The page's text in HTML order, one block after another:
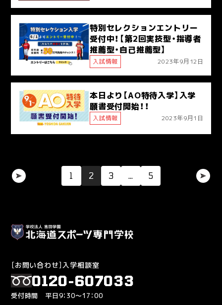
特別セレクションエントリー
受付中！【第2回実技型・指導者
推薦型・自己推薦型】
入試情報 2023年9月12日
本日より【AO特待入学】入学
願書受付開始！！
入試情報 2023年9月1日
1 2 3 … 5
［お問い合わせ］入学相談室
0120-607033
受付時間 平日9：30～17：00